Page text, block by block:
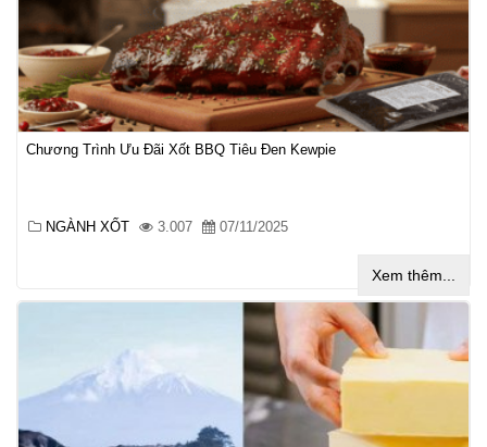
Chương Trình Ưu Đãi Xốt BBQ Tiêu Đen Kewpie
NGÀNH XỐT 3.007 07/11/2025
Xem thêm...